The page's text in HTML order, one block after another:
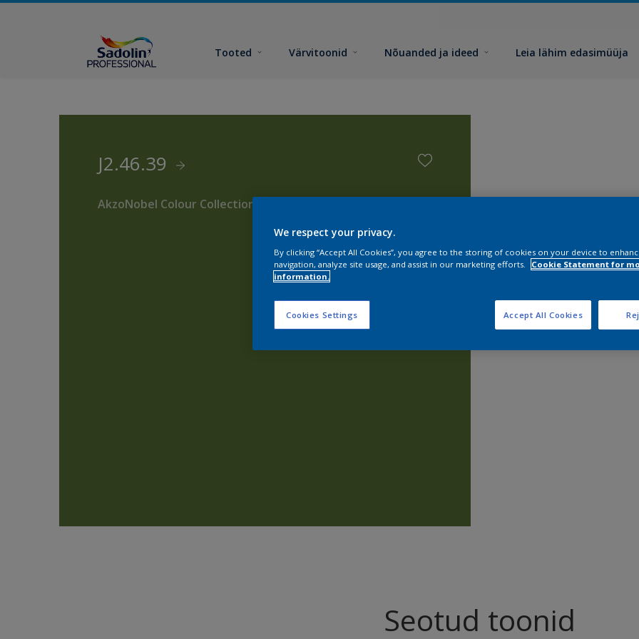
Tooted Värvitoonid Nõuanded ja ideed Leia lähim edasimüüja
J2.46.39
AkzoNobel Colour Collection
Leia
Seotud toonid
We respect your privacy.
By clicking “Accept All Cookies”, you agree to the storing of cookies on your device to
navigation, analyze site usage, and assist in our marketing efforts.
Cookie Statement for
information.
Cookies Settings Accept All Cookies